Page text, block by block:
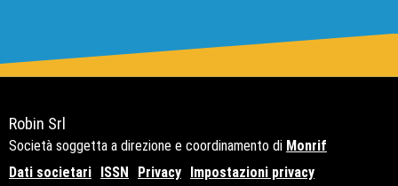
Robin Srl
Società soggetta a direzione e coordinamento di Monrif
Dati societari ISSN Privacy Impostazioni privacy